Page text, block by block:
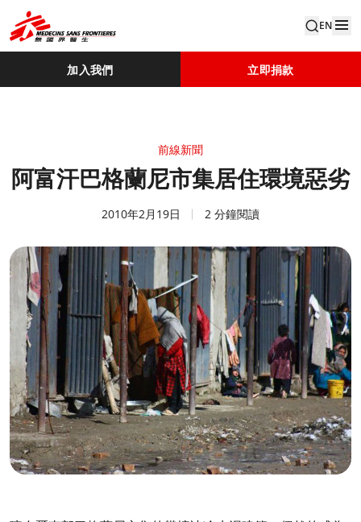
EN
加入我們 立即捐款
前線新聞
阿富汗巴格蘭尼市集居住環境惡劣
2010年2月19日 2 分鐘閱讀